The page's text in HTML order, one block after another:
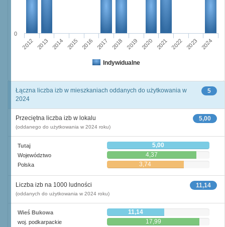
Indywidualne
2012 2013 2014 2015 2016 2017 2018 2019 2020 2021 2022 2023 2024
0
5
Łączna liczba izb w mieszkaniach oddanych do użytkowania w
2024
5,00
Przeciętna liczba izb w lokalu
(oddanego do użytkowania w 2024 roku)
Tutaj 5,00
Województwo 4,37
Polska 3,74
11,14
Liczba izb na 1000 ludności
(oddanych do użytkowania w 2024 roku)
Wieś Bukowa 11,14
woj. podkarpackie 17,99